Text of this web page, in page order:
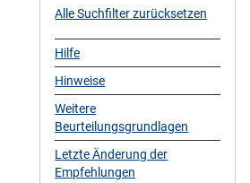
Alle Suchfilter zurücksetzen
Hilfe
Hinweise
Weitere
Beurteilungsgrundlagen
Letzte Änderung der
Empfehlungen